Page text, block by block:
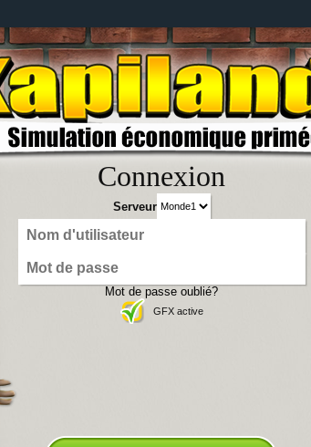
Connexion
Serveur
Mot de passe oublié?
GFX active